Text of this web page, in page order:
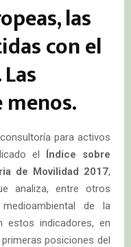
las
con el
menos.
para activos
el Índice sobre
de Movilidad 2017,
analiza, entre otros
de la
estos indicadores, en
posiciones del